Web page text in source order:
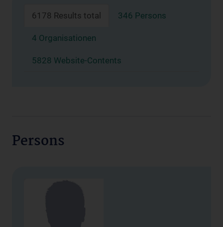
6178 Results total 346 Persons
4 Organisationen
5828 Website-Contents
Persons